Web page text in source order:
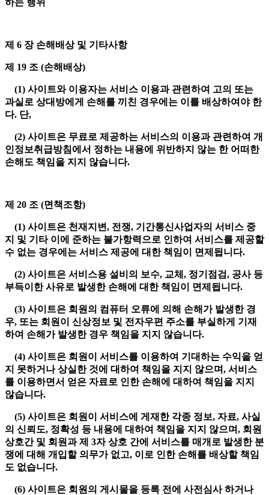
제 6 장 손해배상 및 기타사항
제 19 조 (손해배상)
(1) 사이트와 이용자는 서비스 이용과 관련하여 고의 또는
과실로 상대방에게 손해를 끼친 경우에는 이를 배상하여야 한
다. 단,
(2) 사이트은 무료로 제공하는 서비스의 이용과 관련하여 개
인정보취급방침에서 정하는 내용에 위반하지 않는 한 어떠한
손해도 책임을 지지 않습니다.
제 20 조 (면책조항)
(1) 사이트은 천재지변, 전쟁, 기간통신사업자의 서비스 중
지 및 기타 이에 준하는 불가항력으로 인하여 서비스를 제공할
수 없는 경우에는 서비스 제공에 대한 책임이 면제됩니다.
(2) 사이트은 서비스용 설비의 보수, 교체, 정기점검, 공사 등
부득이한 사유로 발생한 손해에 대한 책임이 면제됩니다.
(3) 사이트은 회원의 컴퓨터 오류에 의해 손해가 발생한 경
우, 또는 회원이 신상정보 및 전자우편 주소를 부실하게 기재
하여 손해가 발생한 경우 책임을 지지 않습니다.
(4) 사이트은 회원이 서비스를 이용하여 기대하는 수익을 얻
지 못하거나 상실한 것에 대하여 책임을 지지 않으며, 서비스
를 이용하면서 얻은 자료로 인한 손해에 대하여 책임을 지지
않습니다.
(5) 사이트은 회원이 서비스에 게재한 각종 정보, 자료, 사실
의 신뢰도, 정확성 등 내용에 대하여 책임을 지지 않으며, 회원
상호간 및 회원과 제 3자 상호 간에 서비스를 매개로 발생한 분
쟁에 대해 개입할 의무가 없고, 이로 인한 손해를 배상할 책임
도 없습니다.
(6) 사이트은 회원의 게시물을 등록 전에 사전심사 하거나